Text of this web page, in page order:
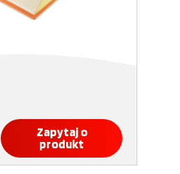
Zapytaj o
produkt